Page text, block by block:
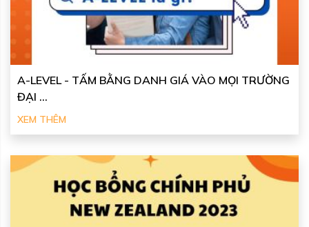
A-LEVEL - TẤM BẰNG DANH GIÁ VÀO MỌI TRƯỜNG
ĐẠI ...
XEM THÊM